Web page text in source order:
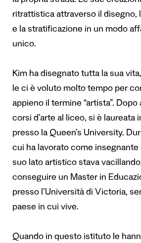
ritrattistica attraverso il disegno,
e la stratificazione in un modo
unico.
Kim ha disegnato tutta la sua
le ci è voluto molto tempo per
appieno il termine “artista”.
corsi d’arte al liceo, si è laureata
presso la Queen’s University.
cui ha lavorato come
suo lato artistico stava
conseguire un Master in
presso l’Università di Victoria,
paese in cui vive.
Quando in questo istituto le